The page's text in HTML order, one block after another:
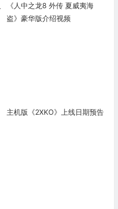
《人中之龙8 外传 夏威夷海
盗》豪华版介绍视频
主机版《2XKO》上线日期预告